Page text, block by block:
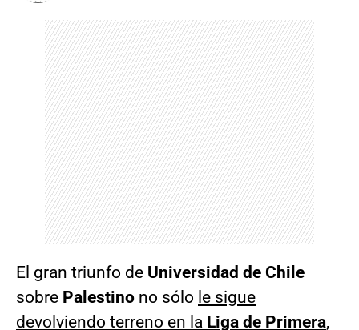
El gran triunfo de Universidad de Chile
sobre Palestino no sólo le sigue
devolviendo terreno en la Liga de Primera,